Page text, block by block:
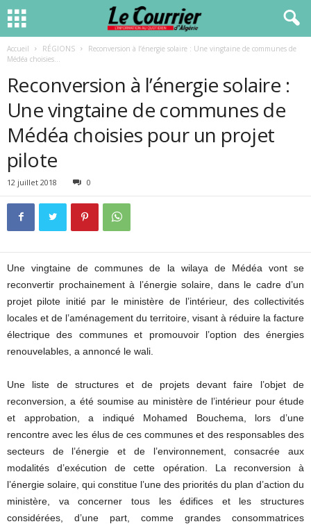
Accueil RÉGIONS
Reconversion à l’énergie solaire : Une vingtaine de communes de
Médéa choisies...
Reconversion à l’énergie solaire :
Une vingtaine de communes de
Médéa choisies pour un projet
pilote
12 juillet 2018 0
Une vingtaine de communes de la wilaya de Médéa vont se
reconvertir prochainement à l’énergie solaire, dans le cadre d’un
projet pilote initié par le ministère de l’intérieur, des collectivités
locales et de l’aménagement du territoire, visant à réduire la facture
électrique des communes et promouvoir l’option des énergies
renouvelables, a annoncé le wali.
Une liste de structures et de projets devant faire l’objet de
reconversion, a été soumise au ministère de l’intérieur pour étude
et approbation, a indiqué Mohamed Bouchema, lors d’une
rencontre avec les élus de ces communes et des responsables des
secteurs de l’énergie et de l’environnement, consacrée aux
modalités d’exécution de cette opération. La reconversion à
l’énergie solaire, qui constitue l’une des priorités du plan d’action du
ministère, va concerner tous les édifices et les structures
considérées, d’une part, comme grandes consommatrices